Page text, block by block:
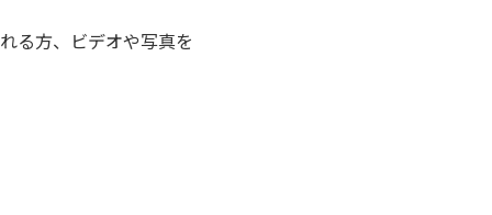
る方、ビデオや写真を